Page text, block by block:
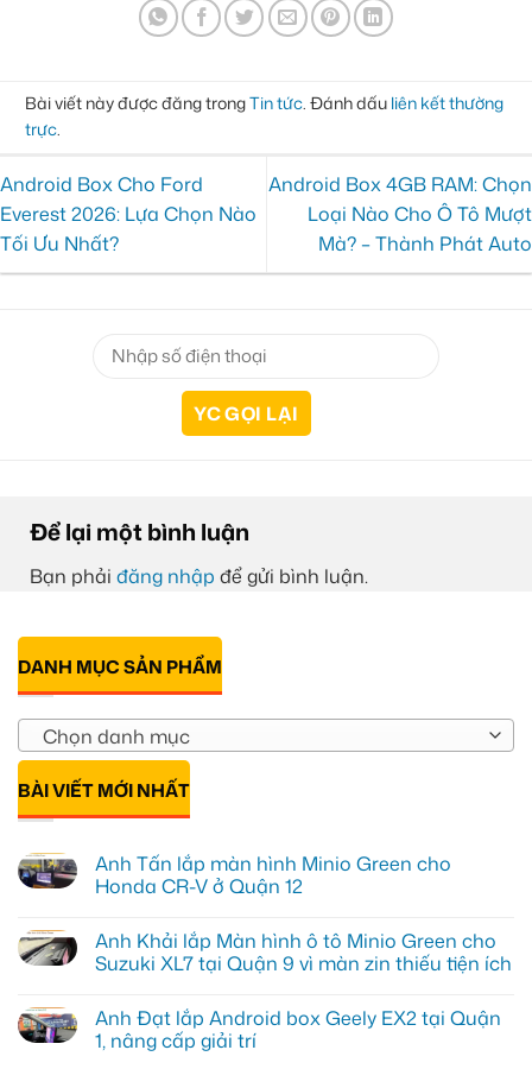
Bài viết này được đăng trongTin tức. Đánh dấu liên kết thường
trực.
Android Box Cho Ford
Everest 2026: Lựa Chọn Nào
Tối Ưu Nhất?
Android Box 4GB RAM: Chọn
Loại Nào Cho Ô Tô Mượt
Mà? – Thành Phát Auto
Để lại một bình luận
Bạn phải đăng nhập để gửi bình luận.
DANH MỤC SẢN PHẨM
Chọn danh mục
BÀI VIẾT MỚI NHẤT
Anh Tấn lắp màn hình Minio Green cho
Honda CR-V ở Quận 12
bình
luận
ở
lắp
màn
hình
Anh Khải lắp Màn hình ô tô Minio Green cho
Suzuki XL7 tại Quận 9 vì màn zin thiếu tiện ích
bình
luận
ở
Anh Đạt lắp Android box Geely EX2 tại Quận
1, nâng cấp giải trí